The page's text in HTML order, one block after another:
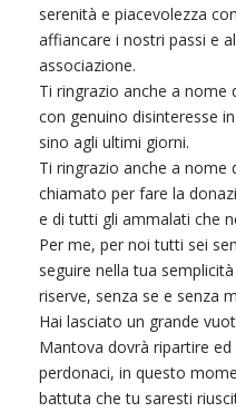
serenità e piacevolezza
affiancare i nostri passi e
associazione.
Ti ringrazio anche a nome
con genuino disinteresse
sino agli ultimi giorni.
Ti ringrazio anche a
chiamato per fare la
e di tutti gli ammalati che
Per me, per noi tutti sei
seguire nella tua
riserve, senza se e senza
Hai lasciato un grande
Mantova dovrà ripartire
perdonaci, in questo
battuta che tu saresti